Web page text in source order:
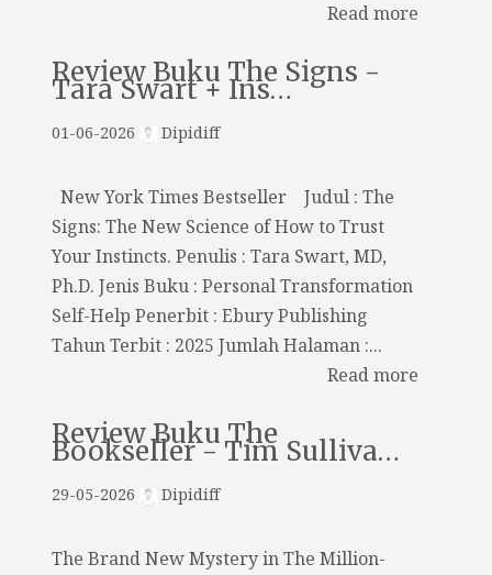
Read more
Review Buku The Signs -
Tara Swart + Ins…
01-06-2026 Dipidiff
New York Times Bestseller Judul : The
Signs: The New Science of How to Trust
Your Instincts. Penulis : Tara Swart, MD,
Ph.D. Jenis Buku : Personal Transformation
Self-Help Penerbit : Ebury Publishing
Tahun Terbit : 2025 Jumlah Halaman :...
Read more
Review Buku The
Bookseller - Tim Sulliva…
29-05-2026 Dipidiff
The Brand New Mystery in The Million-